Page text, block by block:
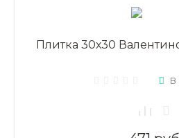
Плитка 30х30
В